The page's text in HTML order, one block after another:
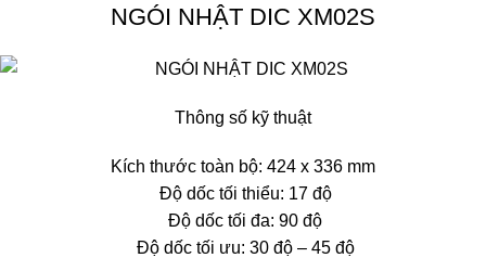
NGÓI NHẬT DIC XM02S
Thông số kỹ thuật
Kích thước toàn bộ: 424 x 336 mm
Độ dốc tối thiểu: 17 độ
Độ dốc tối đa: 90 độ
Độ dốc tối ưu: 30 độ – 45 độ